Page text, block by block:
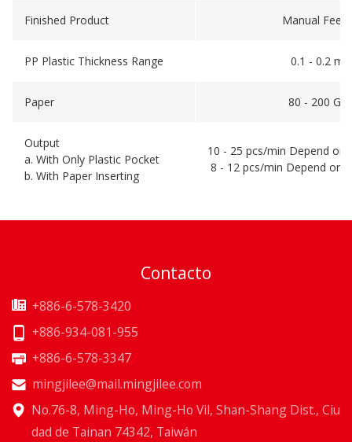
Finished Product Manual
PP Plastic Thickness Range 0.1 - 0.2
Paper 80 - 200
Output
a. With Only Plastic Pocket
b. With Paper Inserting
10 - 25 pcs/min Depend on
8 - 12 pcs/min Depend on
Contacto
+886-6-578-3420
+886-934-081-955
+886-6-578-3347
mingjilee@mail.mingjilee.com
No.76-8, Ming-Ho, Ming-Ho Vil, Shan-Shang Dist., Ciu
dad de Tainan 74342, Taiwán